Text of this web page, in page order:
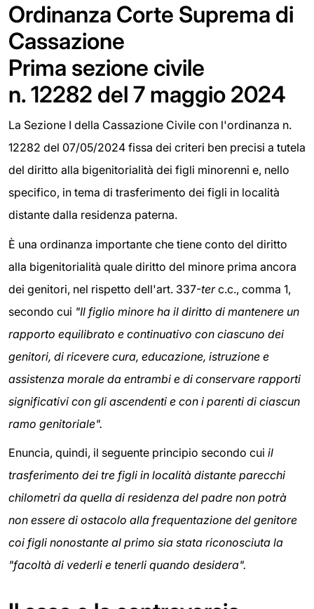
Ordinanza Corte Suprema di
Cassazione
Prima sezione civile
n. 12282 del 7 maggio 2024
La Sezione I della Cassazione Civile con l'ordinanza n.
12282 del 07/05/2024 fissa dei criteri ben precisi a tutela
del diritto alla bigenitorialità dei figli minorenni e, nello
specifico, in tema di trasferimento dei figli in località
distante dalla residenza paterna.
È una ordinanza importante che tiene conto del diritto
alla bigenitorialità quale diritto del minore prima ancora
dei genitori, nel rispetto dell'art. 337-terc.c., comma 1,
secondo cui "Il figlio minore ha il diritto di mantenere un
rapporto equilibrato e continuativo con ciascuno dei
genitori, di ricevere cura, educazione, istruzione e
assistenza morale da entrambi e di conservare rapporti
significativi con gli ascendenti e con i parenti di ciascun
ramo genitoriale".
Enuncia, quindi, il seguente principio secondo cui il
trasferimento dei tre figli in località distante parecchi
chilometri da quella di residenza del padre non potrà
non essere di ostacolo alla frequentazione del genitore
coi figli nonostante al primo sia stata riconosciuta la
"facoltà di vederli e tenerli quando desidera".